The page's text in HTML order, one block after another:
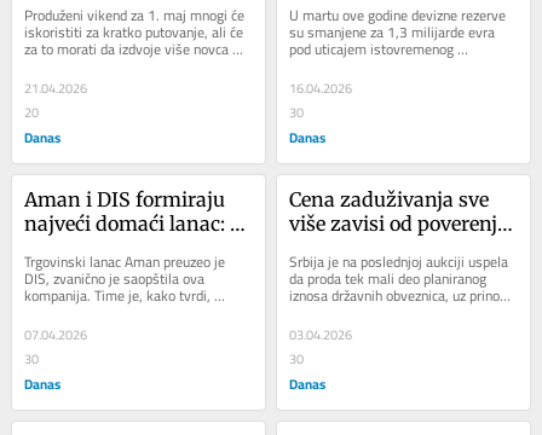
Srbiji, a koje u
inostranstvu?
Produženi vikend za 1. maj mnogi će
iskoristiti za kratko putovanje, ali će
za to morati da izdvoje više novca
nego prošle godine. Cene su...
21.04.2026
20
Danas
mesecu
U martu ove godine devizne rezerve
su smanjene za 1,3 milijarde evra
pod uticajem istovremenog
razduživanja države, intervencija
Narodne banke...
16.04.2026
30
Danas
Aman i DIS formiraju
najveći domaći lanac: I
odnosu na strane
trgovce koji posluju u
Trgovinski lanac Aman preuzeo je
DIS, zvanično je saopštila ova
kompanija. Time je, kako tvrdi,
postao najveći domaći trgovinski
lanac u Srbiji,...
07.04.2026
30
Danas
Cena zaduživanja sve
više zavisi od poverenja
javni dug Srbije i kome
najviše dugujemo?
Srbija je na poslednjoj aukciji uspela
da proda tek mali deo planiranog
iznosa državnih obveznica, uz prinos
viši od kuponske stope. To ukazuje
na...
03.04.2026
30
Danas